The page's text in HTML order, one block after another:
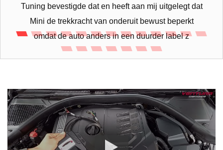
Tuning bevestigde dat en heeft aan mij uitgelegt dat
Mini de trekkracht van onderuit bewust beperkt
omdat de auto anders in een duurder label z